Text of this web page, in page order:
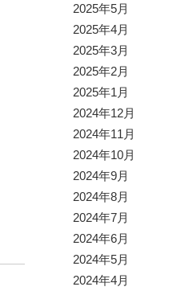
2025年5月
2025年4月
2025年3月
2025年2月
2025年1月
2024年12月
2024年11月
2024年10月
2024年9月
2024年8月
2024年7月
2024年6月
2024年5月
2024年4月